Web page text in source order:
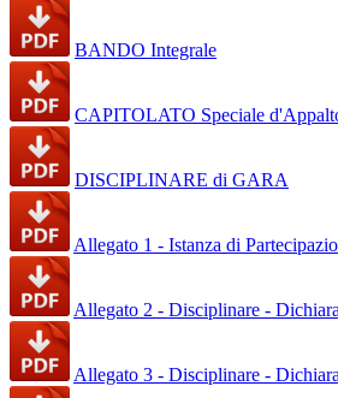
BANDO Integrale
CAPITOLATO Speciale
DISCIPLINARE di GARA
Allegato 1 - Istanza di
Allegato 2 - Disciplinare -
Allegato 3 - Disciplinare -